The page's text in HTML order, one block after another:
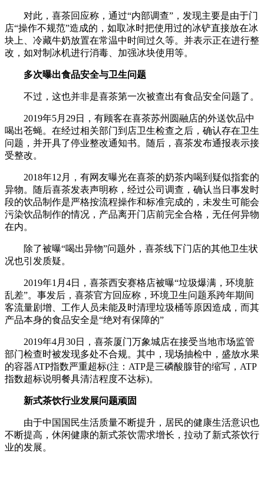
对此，喜茶回应称，通过“内部调查”，发现主要是由于门
店“操作不规范”造成的，如取冰时把使用过的冰铲直接放在冰
块上、冷藏牛奶放置在常温中时间过久等。并表示正在进行整
改，如对制冰机进行消毒、加强冰块使用等。
多次曝出食品安全与卫生问题
不过，这也并非是喜茶第一次被查出有食品安全问题了。
2019年5月29日，有顾客在喜茶苏州圆融店的外送饮品中
喝出苍蝇。在经过相关部门到店卫生检查之后，确认存在卫生
问题，并开具了停业整改通知书。随后，喜茶发布通报表示接
受整改。
2018年12月，有网友曝光在喜茶的奶茶内喝到疑似指套的
异物。随后喜茶发表声明称，经过公司调查，确认当日事发时
段的饮品制作是严格按流程操作和标准完成的，未发生可能会
污染饮品制作的情况，产品离开门店前完全合格，无任何异物
在内。
除了被曝“喝出异物”问题外，喜茶线下门店的其他卫生状
况也引发质疑。
2019年1月4日，喜茶西安赛格店被曝“垃圾爆满，环境脏
乱差”。事发后，喜茶官方回应称，环境卫生问题系跨年期间
客流量剧增、工作人员未能及时清理垃圾桶等原因造成，而其
产品本身的食品安全是“绝对有保障的”
2019年4月30日，喜茶厦门万象城店在接受当地市场监管
部门检查时被发现多处不合规。其中，现场抽检中，盛放水果
的容器ATP指数严重超标(注：ATP是三磷酸腺苷的缩写，ATP
指数超标说明餐具清洁程度不达标)。
新式茶饮行业发展问题顽固
由于中国国民生活质量不断提升，居民的健康生活意识也
不断提高，休闲健康的新式茶饮需求增长，拉动了新式茶饮行
业的发展。